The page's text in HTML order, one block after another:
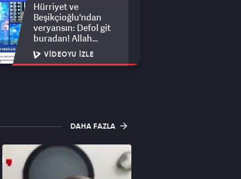
Hürriyet ve
Beşikçioğlu'ndan
veryansın: Defol git
buradan! Allah
hepsinin belasını
versin
VIDEOYU İZLE
DAHA FAZLA